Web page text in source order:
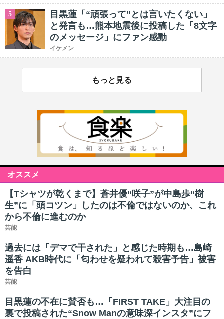
5
目黒蓮「“頑張って”とは言いたくない」
と発言も…熊本地震後に投稿した「8文字
のメッセージ」にファン感動
イケメン
もっと見る
オススメ
【Tシャツが乾くまで】蒼井優“咲子”が中島歩“樹
生”に「頭コツン」したのは不倫ではないのか、これ
から不倫に進むのか
芸能
過去には「デマで干された」と感じた時期も…島崎
遥香 AKB時代に「匂わせを疑われて殺害予告」被害
を告白
芸能
目黒蓮の不在に賛否も…「FIRST TAKE」大注目の
裏で投稿された“Snow Manの意味深インスタ”にフ